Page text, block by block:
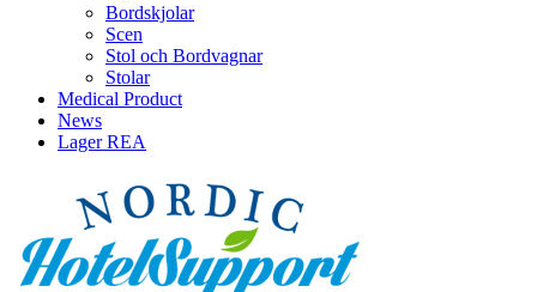
Bordskjolar
Scen
Stol och Bordvagnar
Stolar
Medical Product
News
Lager REA